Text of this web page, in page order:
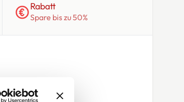
Rabatt
Spare bis zu 50%
Sublimation